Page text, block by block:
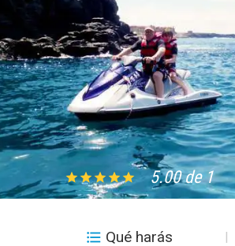
5.00 de 1
Qué harás